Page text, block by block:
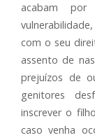
acabam
com o seu
assento de
prejuízos de
genitores
inscrever o
caso venha